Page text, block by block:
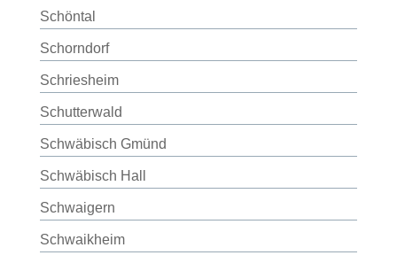
Schöntal
Schorndorf
Schriesheim
Schutterwald
Schwäbisch Gmünd
Schwäbisch Hall
Schwaigern
Schwaikheim